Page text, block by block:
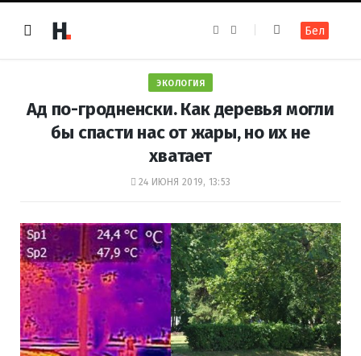
e
k
t
a
m
Бел
ЭКОЛОГИЯ
Ад по-гродненски. Как деревья могли
бы спасти нас от жары, но их не
хватает
24 ИЮНЯ 2019, 13:53